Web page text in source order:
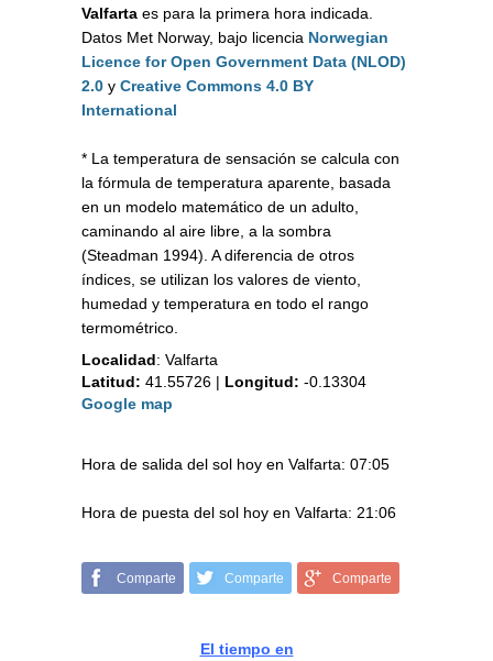
Valfarta es para la primera hora indicada.
Datos Met Norway, bajo licencia Norwegian
Licence for Open Government Data (NLOD)
2.0 y Creative Commons 4.0 BY
International
* La temperatura de sensación se calcula con
la fórmula de temperatura aparente, basada
en un modelo matemático de un adulto,
caminando al aire libre, a la sombra
(Steadman 1994). A diferencia de otros
índices, se utilizan los valores de viento,
humedad y temperatura en todo el rango
termométrico.
Localidad: Valfarta
Latitud: 41.55726 | Longitud: -0.13304
Google map
Hora de salida del sol hoy en Valfarta: 07:05
Hora de puesta del sol hoy en Valfarta: 21:06
Comparte Comparte Comparte
El tiempo en